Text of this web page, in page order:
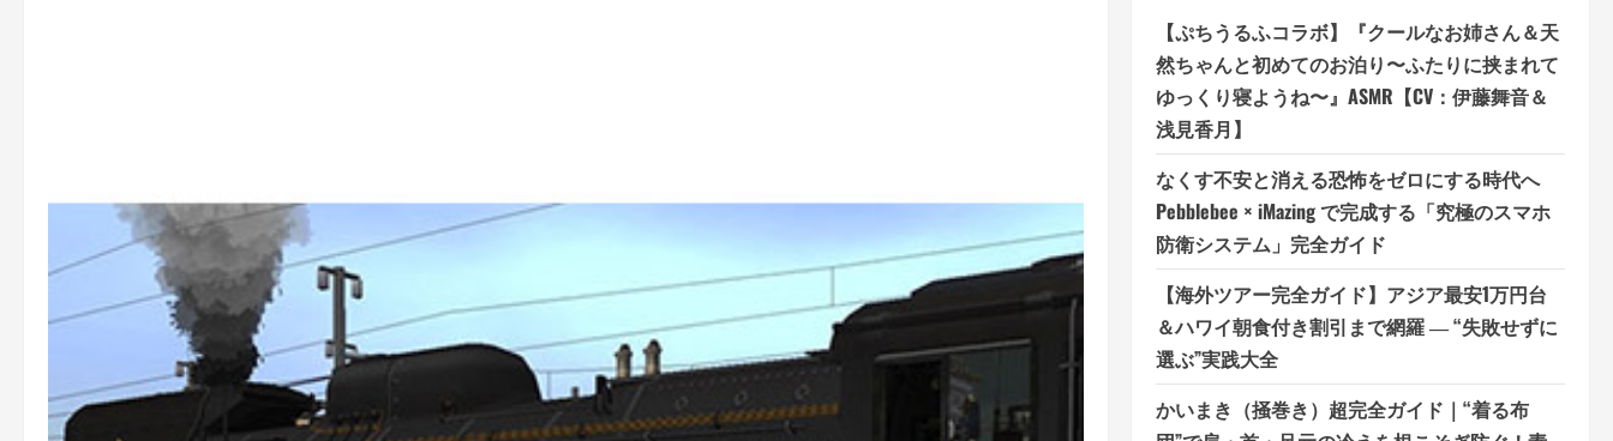
【ぷちうるふコラボ】『クールなお姉さん＆天
然ちゃんと初めてのお泊り〜ふたりに挟まれて
ゆっくり寝ようね〜』ASMR【CV：伊藤舞音＆
浅見香月】
なくす不安と消える恐怖をゼロにする時代へ
Pebblebee × iMazing で完成する「究極のスマホ
防衛システム」完全ガイド
【海外ツアー完全ガイド】アジア最安1万円台
＆ハワイ朝食付き割引まで網羅 ― “失敗せずに
選ぶ”実践大全
かいまき（掻巻き）超完全ガイド｜“着る布